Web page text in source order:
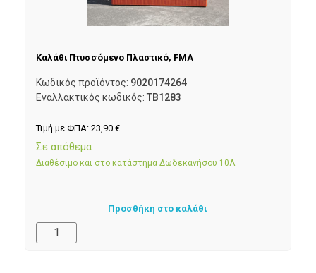
Καλάθι Πτυσσόμενο Πλαστικό, FMA
Κωδικός προϊόντος: 9020174264
Εναλλακτικός κωδικός: TB1283
Τιμή με ΦΠΑ: 23,90 €
Σε απόθεμα
Διαθέσιμο και στο κατάστημα Δωδεκανήσου 10Α
Προσθήκη στο καλάθι